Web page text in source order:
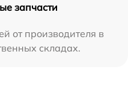
запчасти
от производителя в
складах.